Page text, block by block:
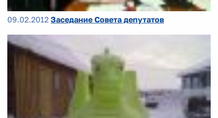
09.02.2012 Заседание Совета депутатов